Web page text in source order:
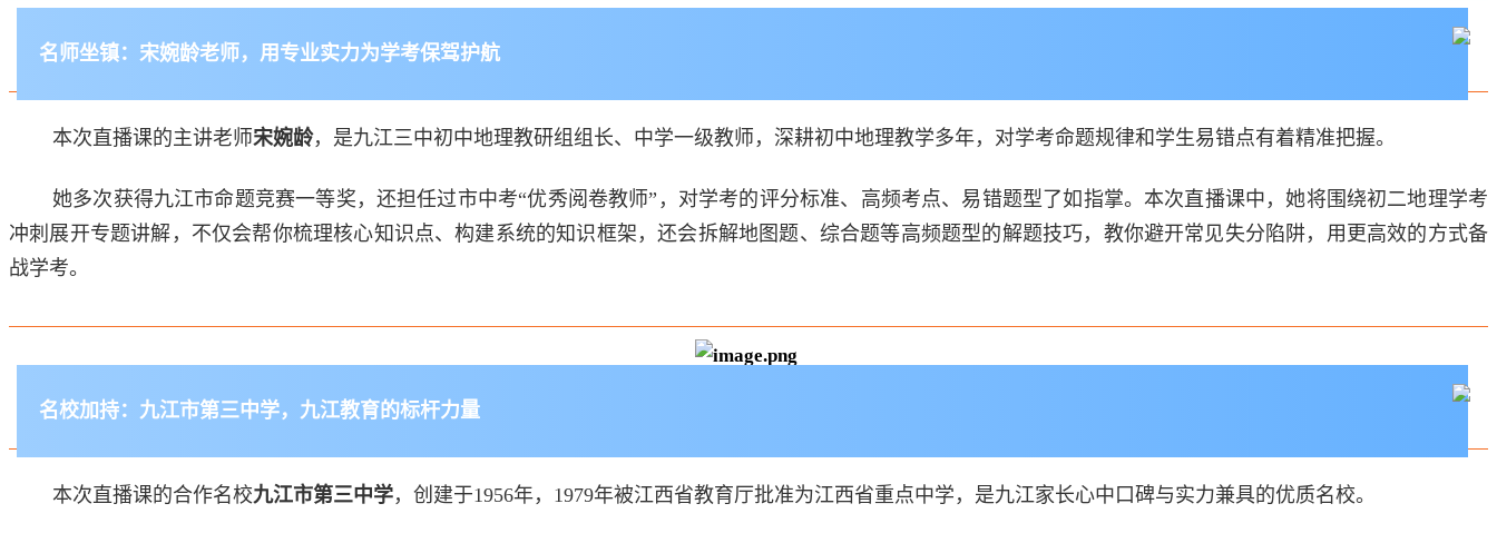
名师坐镇：宋婉龄老师，用专业实力为学考保驾护航
本次直播课的主讲老师宋婉龄，是九江三中初中地理教研组组长、中学一级教师，深耕初中地理教学多年，对学考命题规律和学生易错点有着精准把握。
她多次获得九江市命题竞赛一等奖，还担任过市中考“优秀阅卷教师”，对学考的评分标准、高频考点、易错题型了如指掌。本次直播课中，她将围绕初二地理学考
冲刺展开专题讲解，不仅会帮你梳理核心知识点、构建系统的知识框架，还会拆解地图题、综合题等高频题型的解题技巧，教你避开常见失分陷阱，用更高效的方式备
战学考。
名校加持：九江市第三中学，九江教育的标杆力量
本次直播课的合作名校九江市第三中学，创建于1956年，1979年被江西省教育厅批准为江西省重点中学，是九江家长心中口碑与实力兼具的优质名校。